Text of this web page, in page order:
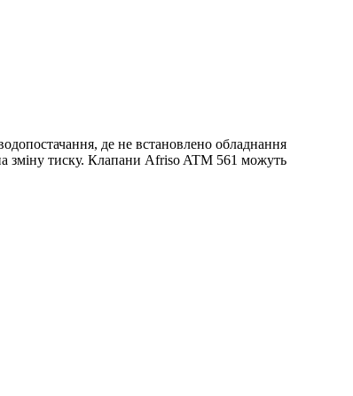
де не встановлено обладнання
зміну тиску. Клапани Afriso ATM 561 можуть